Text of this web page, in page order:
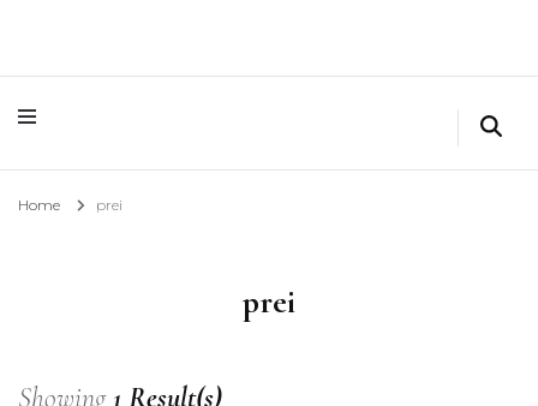
Home prei
prei
Showing1 Result(s)